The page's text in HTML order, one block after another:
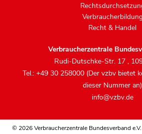
Verbraucherbildung
Recht & Handel
Verbraucherzentrale
Rudi-Dutschke-Str. 17 ,
Tel.: +49 30 258000 (Der vzbv bietet
dieser Nummer an)
info@vzbv.de
© 2026 Verbraucherzentrale Bundesverband e.V.